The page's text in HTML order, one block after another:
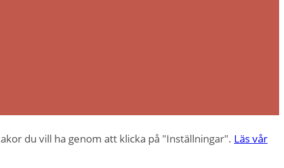
du vill ha genom att klicka på "Inställningar". Läs vår